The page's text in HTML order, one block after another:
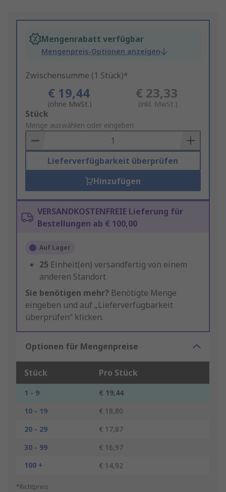
Mengenrabatt verfügbar
Mengenpreis-Optionen anzeigen
Zwischensumme (1 Stück)*
€ 19,44
(ohne MwSt.)
€ 23,33
(inkl. MwSt.)
Add
to
Basket
Stück
Menge auswählen oder eingeben
Lieferverfügbarkeit überprüfen
Hinzufügen
VERSANDKOSTENFREIE Lieferung für
Bestellungen ab € 100,00
Auf Lager
25 Einheit(en) versandfertig von einem
anderen Standort
Sie benötigen mehr? Benötigte Menge
eingeben und auf „Lieferverfügbarkeit
überprüfen“ klicken.
Optionen für Mengenpreise
Stück Pro Stück
1 - 9
€ 19,44
10 - 19
€ 18,80
20 - 29
€ 17,87
30 - 99
€ 16,97
100 +
€ 14,92
*Richtpreis